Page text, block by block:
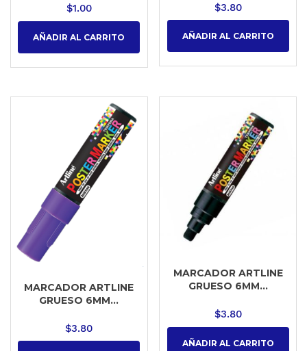
$1.00
AÑADIR AL CARRITO
$3.80
AÑADIR AL CARRITO
MARCADOR ARTLINE
GRUESO 6MM...
$3.80
MARCADOR ARTLINE
GRUESO 6MM...
$3.80
AÑADIR AL CARRITO